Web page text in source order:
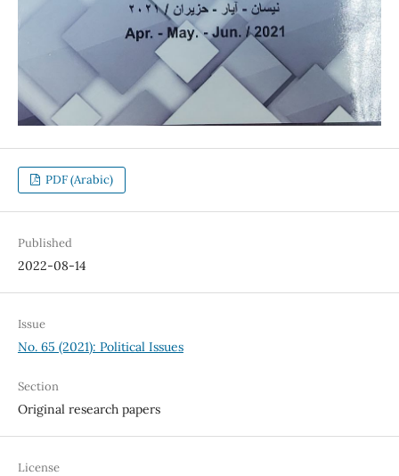
PDF (Arabic)
Published
2022-08-14
Issue
No. 65 (2021): Political Issues
Section
Original research papers
License